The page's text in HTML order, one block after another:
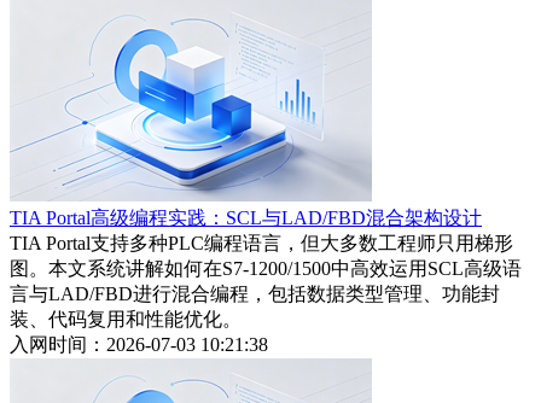
TIA Portal高级编程实践：SCL与LAD/FBD混合架构设计
TIA Portal支持多种PLC编程语言，但大多数工程师只用梯形
图。本文系统讲解如何在S7-1200/1500中高效运用SCL高级语
言与LAD/FBD进行混合编程，包括数据类型管理、功能封
装、代码复用和性能优化。
入网时间：2026-07-03 10:21:38